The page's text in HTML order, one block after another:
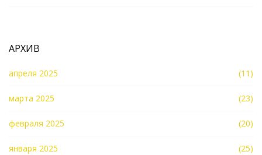
АРХИВ
апреля 2025 (11)
марта 2025 (23)
февраля 2025 (20)
января 2025 (25)